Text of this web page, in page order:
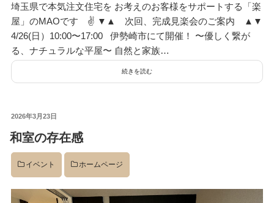
埼玉県で本気注文住宅を お考えのお客様をサポートする「楽
屋」のMAOです ✌ ▼▲ 次回、完成見楽会のご案内 ▲▼
4/26(日）10:00〜17:00 伊勢崎市にて開催！ 〜優しく繋が
る、ナチュラルな平屋〜 自然と家族…
続きを読む
投
日:
2026年3月23日
和室の存在感
イベント ホームページ